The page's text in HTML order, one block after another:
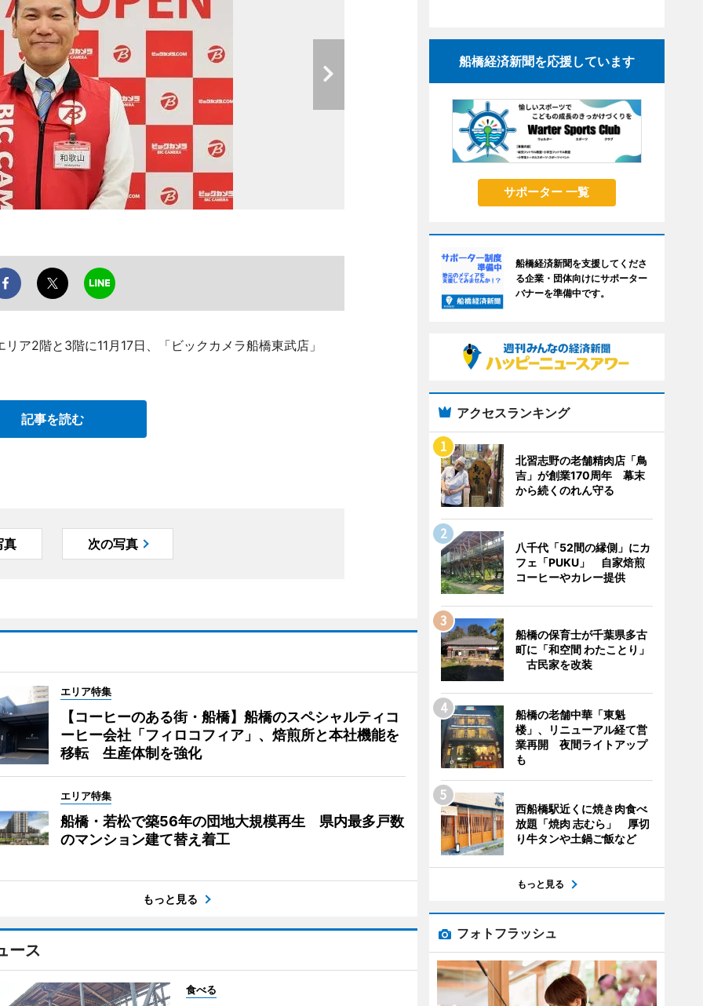
ア2階と3階に11月17日、「ビックカメラ船橋東武店」
記事を読む
真 次の写真
エリア特集
【コーヒーのある街・船橋】船橋のスペシャルティコ
ーヒー会社「フィロコフィア」、焙煎所と本社機能を
移転 生産体制を強化
エリア特集
船橋・若松で築56年の団地大規模再生 県内最多戸数
のマンション建て替え着工
もっと見る
ース
食べる
船橋経済新聞を応援しています
サポーター 一覧
船橋経済新聞を支援してくださ
る企業・団体向けにサポーター
バナーを準備中です。
アクセスランキング
北習志野の老舗精肉店「鳥
吉」が創業170周年 幕末
から続くのれん守る
八千代「52間の縁側」にカ
フェ「PUKU」 自家焙煎
コーヒーやカレー提供
船橋の保育士が千葉県多古
町に「和空間 わたことり」
古民家を改装
船橋の老舗中華「東魁
楼」、リニューアル経て営
業再開 夜間ライトアップ
も
西船橋駅近くに焼き肉食べ
放題「焼肉 志むら」 厚切
り牛タンや土鍋ご飯など
もっと見る
フォトフラッシュ